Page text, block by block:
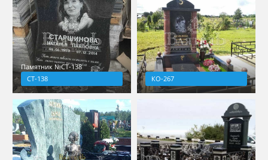
Памятник №СТ-138
СТ-138
КО-267